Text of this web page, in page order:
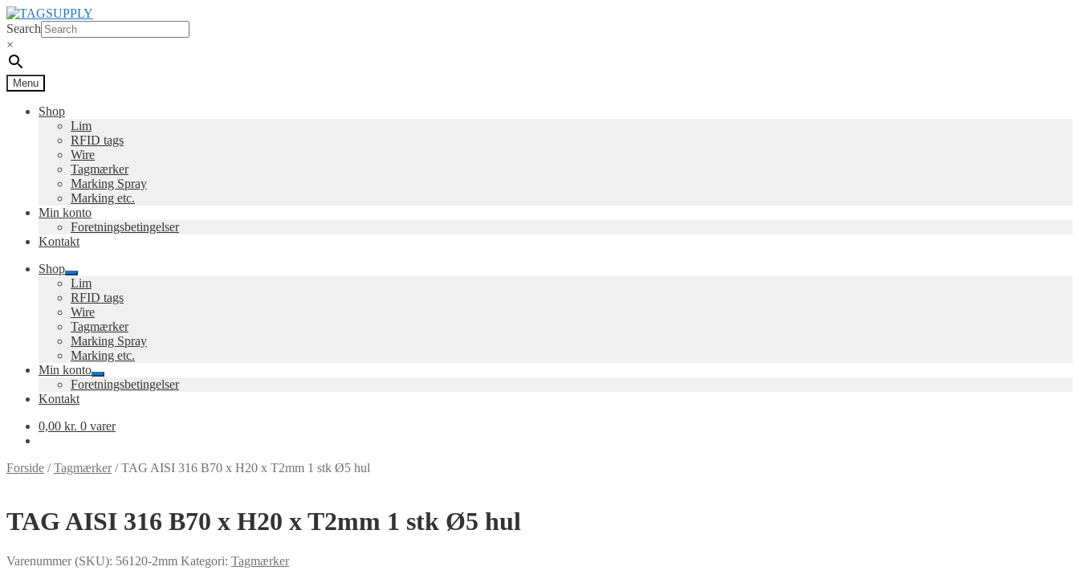
Spring
til
navigation
Spring
til
indhold
Search
×
Menu
Shop
Lim
RFID tags
Wire
Tagmærker
Marking Spray
Marking etc.
Min konto
Foretningsbetingelser
Kontakt
Shop
Udfold
undermenu
Lim
RFID tags
Wire
Tagmærker
Marking Spray
Marking etc.
Min konto
Udfold
undermenu
Foretningsbetingelser
Kontakt
0,00 kr. 0 varer
Forside /Tagmærker/TAG AISI 316 B70 x H20 x T2mm 1 stk Ø5 hul
TAG AISI 316 B70 x H20 x T2mm 1 stk Ø5 hul
Varenummer (SKU): 56120-2mm Kategori: Tagmærker